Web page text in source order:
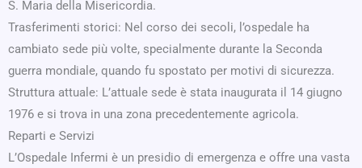
S. Maria della Misericordia.
Trasferimenti storici: Nel corso dei secoli, l’ospedale ha
cambiato sede più volte, specialmente durante la Seconda
guerra mondiale, quando fu spostato per motivi di sicurezza.
Struttura attuale: L’attuale sede è stata inaugurata il 14 giugno
1976 e si trova in una zona precedentemente agricola.
Reparti e Servizi
L’Ospedale Infermi è un presidio di emergenza e offre una vasta